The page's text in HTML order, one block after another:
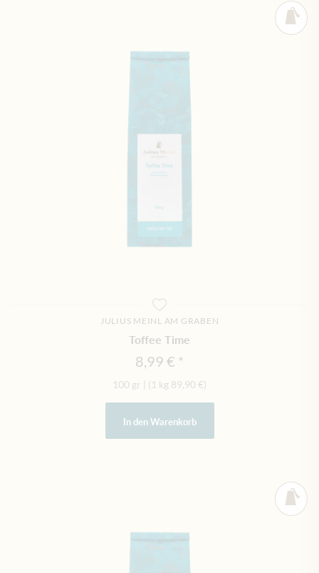
JULIUS MEINL AM GRABEN
Toffee Time
8,99 €
100 gr (1 kg 89,90 €)
In den Warenkorb